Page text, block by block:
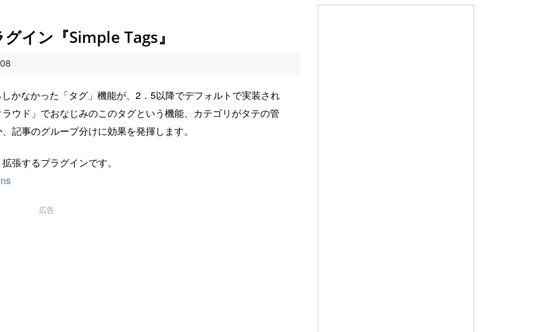
イン『Simple Tags』
かなかった「タグ」機能が、2．5以降でデフォルトで実装され
ウド」でおなじみのこのタグという機能、カテゴリがタテの管
記事のグループ分けに効果を発揮します。
張するプラグインです。
広告